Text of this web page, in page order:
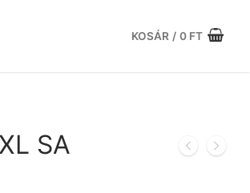
KOSÁR / 0 FT
SA